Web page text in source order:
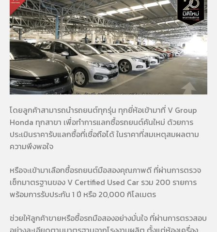
โดยลูกค้าสามารถนำรถยนต์ทุกรุ่น ทุกยี่ห้อเข้ามาที่ V Group
Honda ทุกสาขา เพื่อทำการแลกซื้อรถยนต์คันใหม่ ด้วยการ
ประเมินราคารับแลกซื้อที่เชื่อถือได้ ในราคาที่สมเหตุสมผลตาม
ความพึงพอใจ
หรือจะเข้ามาเลือกซื้อรถยนต์มือสองคุณภาพดี ที่ผ่านการตรวจ
เช็กมาตรฐานของ V Certified Used Car รวม 200 รายการ
พร้อมการรับประกัน 1 ปี หรือ 20,000 กิโลเมตร
ช่วยให้ลูกค้าขายหรือซื้อรถมือสองอย่างมั่นใจ ที่ผ่านการตรวสอบ